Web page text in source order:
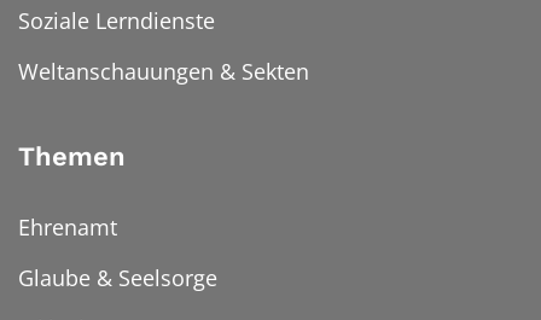
Soziale Lerndienste
Weltanschauungen & Sekten
Themen
Ehrenamt
Glaube & Seelsorge